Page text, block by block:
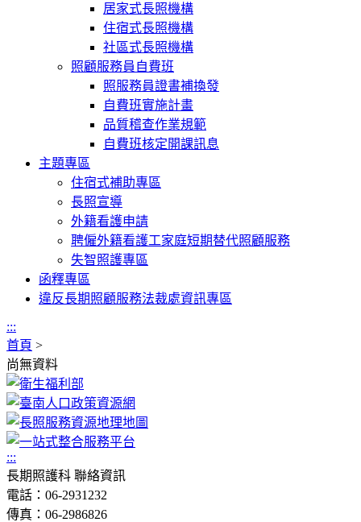
居家式長照機構
住宿式長照機構
社區式長照機構
照顧服務員自費班
照服務員證書補換發
自費班實施計畫
品質稽查作業規範
自費班核定開課訊息
主題專區
住宿式補助專區
長照宣導
外籍看護申請
聘僱外籍看護工家庭短期替代照顧服務
失智照護專區
函釋專區
違反長期照顧服務法裁處資訊專區
:::
首頁 >
尚無資料
:::
長期照護科 聯絡資訊
電話：06-2931232
傳真：06-2986826